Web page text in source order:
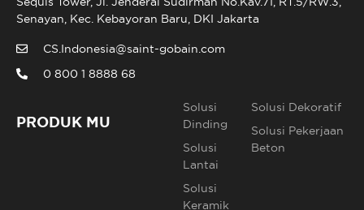
Senayan, Kec. Kebayoran Baru, DKI Jakarta
CS.Indonesia@saint-gobain.com
0 800 1 8888 68
PRODUK MU
Solusi
Dinding
Solusi
Lantai
Solusi
Keramik
Solusi Dekoratif
Solusi Pekerjaan
Beton